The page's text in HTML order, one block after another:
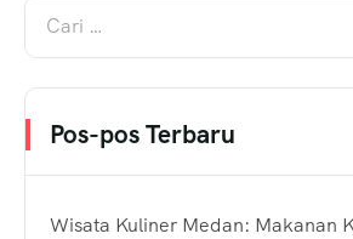
Pos-pos Terbaru
Wisata Kuliner Medan: Makanan